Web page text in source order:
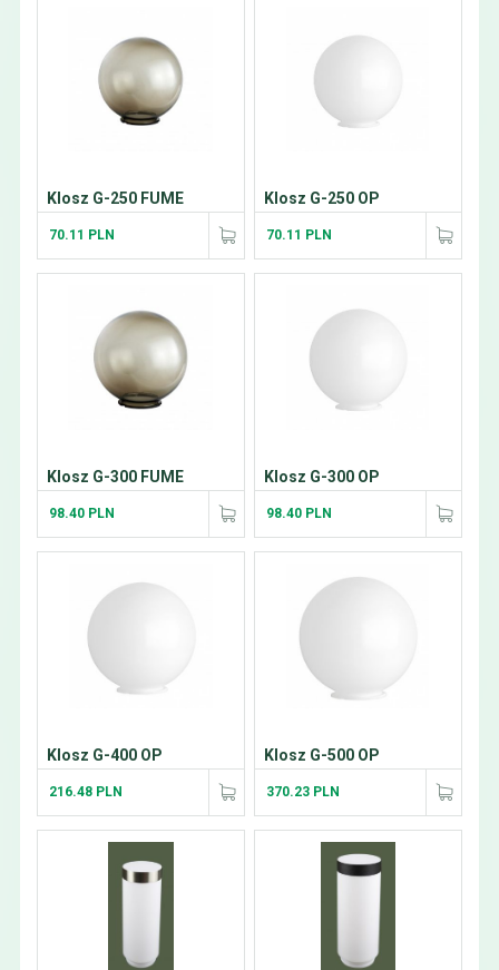
Klosz G-250 FUME
70.11 PLN
Klosz G-250 OP
70.11 PLN
Klosz G-300 FUME
98.40 PLN
Klosz G-300 OP
98.40 PLN
Klosz G-400 OP
216.48 PLN
Klosz G-500 OP
370.23 PLN